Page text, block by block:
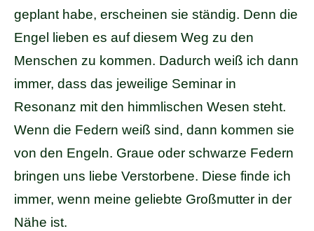
geplant habe, erscheinen sie ständig. Denn die
Engel lieben es auf diesem Weg zu den
Menschen zu kommen. Dadurch weiß ich dann
immer, dass das jeweilige Seminar in
Resonanz mit den himmlischen Wesen steht.
Wenn die Federn weiß sind, dann kommen sie
von den Engeln. Graue oder schwarze Federn
bringen uns liebe Verstorbene. Diese finde ich
immer, wenn meine geliebte Großmutter in der
Nähe ist.